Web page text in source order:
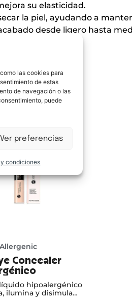
las cookies para
de estas
de navegación o las
puede
Ver preferencias
condiciones
su elasticidad.
la piel, ayudando a
desde ligero hasta
Concealer
hipoalergénico
ilumina y disimula